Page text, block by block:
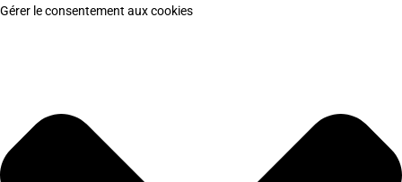
Gérer le consentement aux cookies